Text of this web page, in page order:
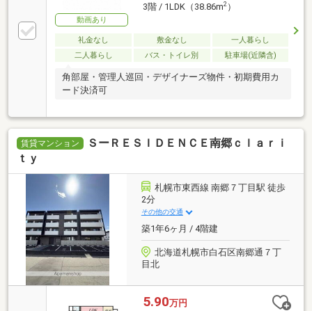
動画あり
3階 / 1LDK（38.86m2）
礼金なし 敷金なし
一人暮らし
二人暮らし
バス・トイレ別 駐車場(近隣含)
角部屋・管理人巡回・デザイナーズ物件・初期費用カ
ード決済可
賃貸マンション
ＳーＲＥＳＩＤＥＮＣＥ南郷ｃｌａｒｉ
ｔｙ
札幌市東西線 南郷７丁目駅 徒歩
2分
その他の交通
築1年6ヶ月 / 4階建
北海道札幌市白石区南郷通７丁
目北
5.90万円